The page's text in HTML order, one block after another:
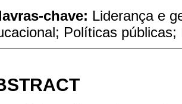
chave: Liderança e
Políticas